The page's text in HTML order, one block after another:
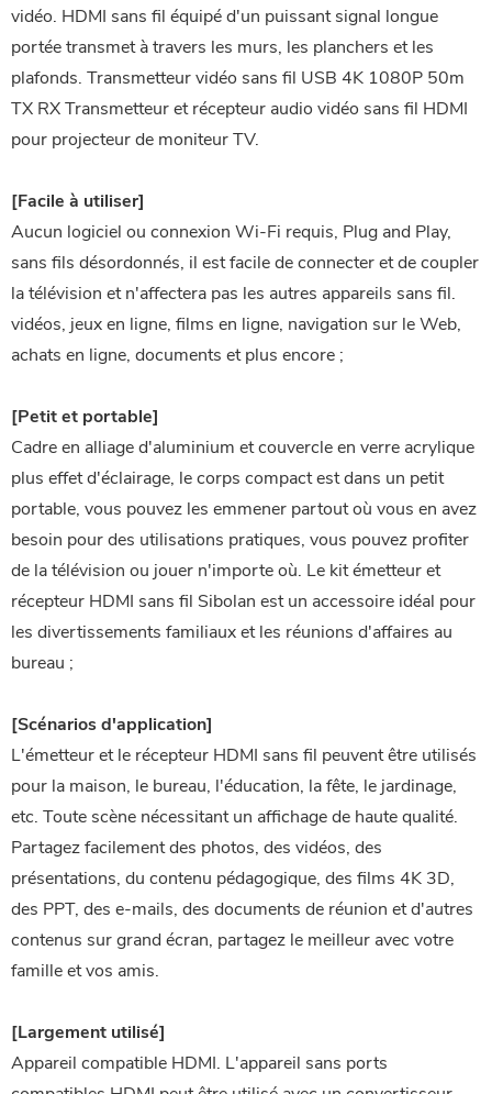
vidéo. HDMI sans fil équipé d'un puissant signal longue
portée transmet à travers les murs, les planchers et les
plafonds. Transmetteur vidéo sans fil USB 4K 1080P 50m
TX RX Transmetteur et récepteur audio vidéo sans fil HDMI
pour projecteur de moniteur TV.
[Facile à utiliser]
Aucun logiciel ou connexion Wi-Fi requis, Plug and Play,
sans fils désordonnés, il est facile de connecter et de coupler
la télévision et n'affectera pas les autres appareils sans fil.
vidéos, jeux en ligne, films en ligne, navigation sur le Web,
achats en ligne, documents et plus encore ;
[Petit et portable]
Cadre en alliage d'aluminium et couvercle en verre acrylique
plus effet d'éclairage, le corps compact est dans un petit
portable, vous pouvez les emmener partout où vous en avez
besoin pour des utilisations pratiques, vous pouvez profiter
de la télévision ou jouer n'importe où. Le kit émetteur et
récepteur HDMI sans fil Sibolan est un accessoire idéal pour
les divertissements familiaux et les réunions d'affaires au
bureau ;
[Scénarios d'application]
L'émetteur et le récepteur HDMI sans fil peuvent être utilisés
pour la maison, le bureau, l'éducation, la fête, le jardinage,
etc. Toute scène nécessitant un affichage de haute qualité.
Partagez facilement des photos, des vidéos, des
présentations, du contenu pédagogique, des films 4K 3D,
des PPT, des e-mails, des documents de réunion et d'autres
contenus sur grand écran, partagez le meilleur avec votre
famille et vos amis.
[Largement utilisé]
Appareil compatible HDMI. L'appareil sans ports